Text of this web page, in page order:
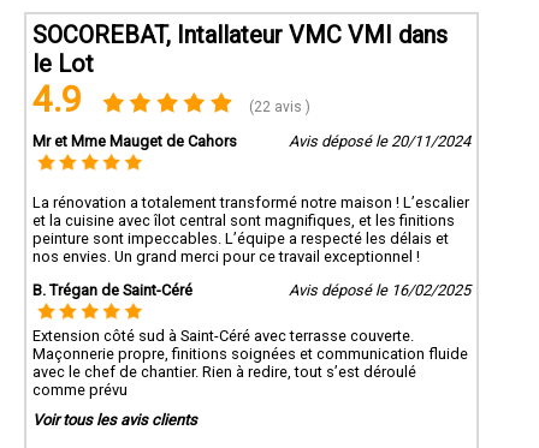
SOCOREBAT, Intallateur VMC VMI dans
le Lot
4.9 (22 avis )
Mr et Mme Mauget de Cahors Avis déposé le 20/11/2024
La rénovation a totalement transformé notre maison ! L’escalier
et la cuisine avec îlot central sont magnifiques, et les finitions
peinture sont impeccables. L’équipe a respecté les délais et
nos envies. Un grand merci pour ce travail exceptionnel !
B. Trégan de Saint-Céré
Avis déposé le 16/02/2025
Extension côté sud à Saint-Céré avec terrasse couverte.
Maçonnerie propre, finitions soignées et communication fluide
avec le chef de chantier. Rien à redire, tout s’est déroulé
comme prévu
Voir tous les avis clients